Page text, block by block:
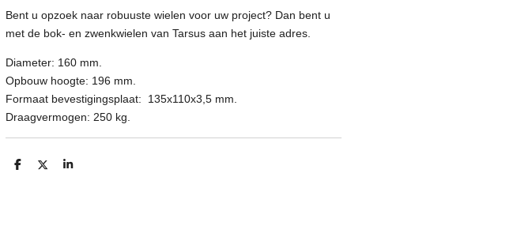
Bent u opzoek naar robuuste wielen voor uw project? Dan bent u
met de bok- en zwenkwielen van Tarsus aan het juiste adres.
Diameter: 160 mm.
Opbouw hoogte: 196 mm.
Formaat bevestigingsplaat: 135x110x3,5 mm.
Draagvermogen: 250 kg.
D
D
S